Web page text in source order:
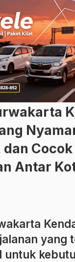
dan
Antar
yang
untuk